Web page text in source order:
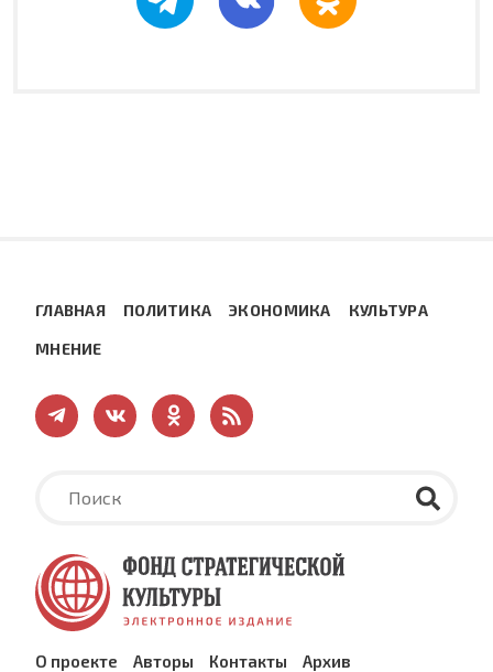
ГЛАВНАЯ ПОЛИТИКА ЭКОНОМИКА КУЛЬТУРА
МНЕНИЕ
О проекте Авторы Контакты Архив